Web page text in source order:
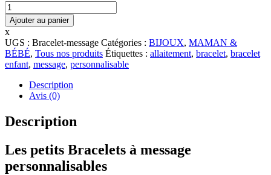
quantité
de
Bracelet
de
perles
Heishi
à
message
Ajouter au panier
x
UGS : Bracelet-message Catégories : BIJOUX, MAMAN &
BÉBÉ, Tous nos produits Étiquettes : allaitement, bracelet, bracelet
enfant, message, personnalisable
Description
Avis (0)
Description
Les petits Bracelets à message
personnalisables